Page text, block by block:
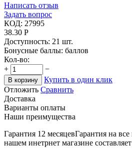
Написать отзыв
Задать вопрос
КОД: 27995
38.30 Р
Доступность: 21 шт.
Бонусные баллы: баллов
Кол-во:
+
−
В корзину
Купить в один клик
Отложить Сравнить
Доставка
Варианты оплаты
Наши преимущества
Гарантия 12 месяцевГарантия на
нашем инетрнет магазине